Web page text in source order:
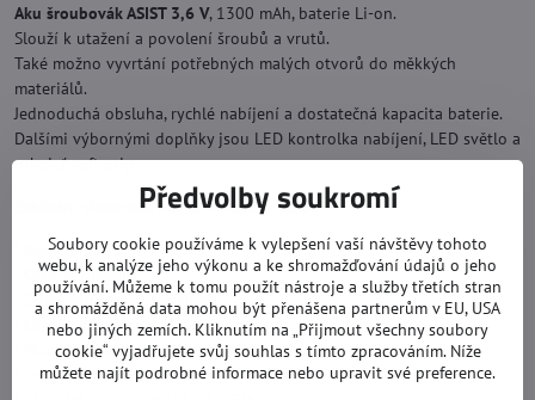
Aku šroubovák ASIST 3,6 V, 1300 mAh, baterie Li-on.
Slouží k utažení a povolení šroubů a vrutů.
Také možno vyvrtání potřebných malých otvorů do měkkých
materiálů.
Jednoduchá obsluha, rychlé nabíjení a dostatečná kapacita baterie.
Dalšími výbornými doplňky jsou LED kontrolka nabíjení, LED světlo a
rukojeť soft grip.
Základní vlastnosti Aku šroubováku ASIST
* Baterie: 1300 mAh Li-ion
* Otočné držadlo
* Doba nabíjení: 3-5 h (USB)
* Otáčky naprázdno: 0-230 ot./min.
* Maximální kroutící moment:4 Nm
* levý/pravý směr otáčení
Předvolby soukromí
Soubory cookie používáme k vylepšení vaší návštěvy tohoto
webu, k analýze jeho výkonu a ke shromažďování údajů o jeho
používání. Můžeme k tomu použít nástroje a služby třetích stran
a shromážděná data mohou být přenášena partnerům v EU, USA
nebo jiných zemích. Kliknutím na „Přijmout všechny soubory
cookie“ vyjadřujete svůj souhlas s tímto zpracováním. Níže
můžete najít podrobné informace nebo upravit své preference.